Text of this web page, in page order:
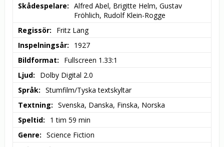
Skådespelare
Alfred Abel, Brigitte Helm, Gustav
Fröhlich, Rudolf Klein-Rogge
Regissör
Fritz Lang
Inspelningsår
1927
Bildformat
Fullscreen 1.33:1
Ljud
Dolby Digital 2.0
Språk
Stumfilm/Tyska textskyltar
Textning
Svenska, Danska, Finska, Norska
Speltid
1 tim 59 min
Genre
Science Fiction